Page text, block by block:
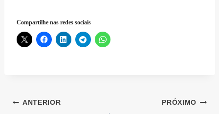
Compartilhe nas redes sociais
Navegação
ANTERIOR PRÓXIMO